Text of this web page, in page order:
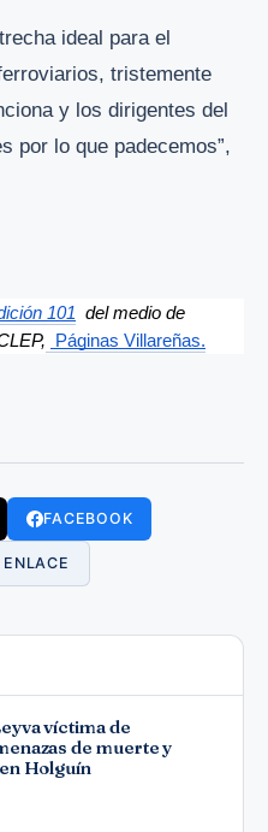
ideal para el
tristemente
y los dirigentes del
por lo que padecemos”,
101 del medio de
Páginas Villareñas.
FACEBOOK
víctima de
de muerte y
Holguín